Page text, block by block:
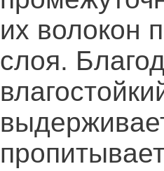
их волокон
слоя.